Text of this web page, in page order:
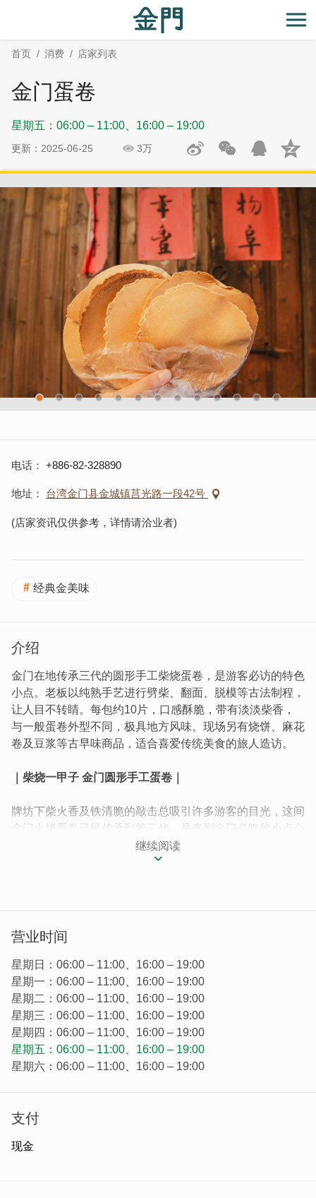
主
开
首页 消费 店家列表
金门蛋卷
星期五：06:00 – 11:00、16:00 – 19:00
更新：2025-06-25 3万
社
电话 +886-82-328890
地址 台湾金门县金城镇莒光路一段42号
(店家资讯仅供参考，详情请洽业者)
经典金美味
介绍
金门在地传承三代的圆形手工柴烧蛋卷，是游客必访的特色
小点。老板以纯熟手艺进行劈柴、翻面、脱模等古法制程，
让人目不转睛。每包约10片，口感酥脆，带有淡淡柴香，
与一般蛋卷外型不同，极具地方风味。现场另有烧饼、麻花
卷及豆浆等古早味商品，适合喜爱传统美食的旅人造访。
｜柴烧一甲子 金门圆形手工蛋卷｜
牌坊下柴火香及铁清脆的敲击总吸引许多游客的目光，这间
金门火烤蛋卷已经传承到第三代，是来到金门必吃的小点心
继续阅读
营业时间
星期日：06:00 – 11:00、16:00 – 19:00
星期一：06:00 – 11:00、16:00 – 19:00
星期二：06:00 – 11:00、16:00 – 19:00
星期三：06:00 – 11:00、16:00 – 19:00
星期四：06:00 – 11:00、16:00 – 19:00
星期五：06:00 – 11:00、16:00 – 19:00
星期六：06:00 – 11:00、16:00 – 19:00
支付
现金